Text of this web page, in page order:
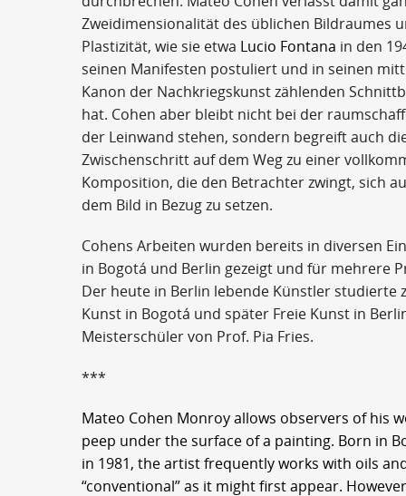
Zweidimensionalität des üblichen Bildraumes
Plastizität, wie sie etwa Lucio Fontana in den
seinen Manifesten postuliert und in seinen
Kanon der Nachkriegskunst zählenden
hat. Cohen aber bleibt nicht bei der
der Leinwand stehen, sondern begreift auch
Zwischenschritt auf dem Weg zu einer
Komposition, die den Betrachter zwingt, sich
dem Bild in Bezug zu setzen.
Cohens Arbeiten wurden bereits in diversen
in Bogotá und Berlin gezeigt und für mehrere
Der heute in Berlin lebende Künstler studierte
Kunst in Bogotá und später Freie Kunst in
Meisterschüler von Prof. Pia Fries.
***
Mateo Cohen Monroy allows observers of his
peep under the surface of a painting. Born in
in 1981, the artist frequently works with oils
“conventional” as it might first appear.